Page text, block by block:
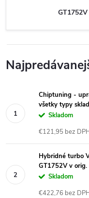
Chiptuning -
všetky typy
Skladom
€121,95 bez
Hybridné turbo
GT1752V v orig.
Skladom
€422,76 bez